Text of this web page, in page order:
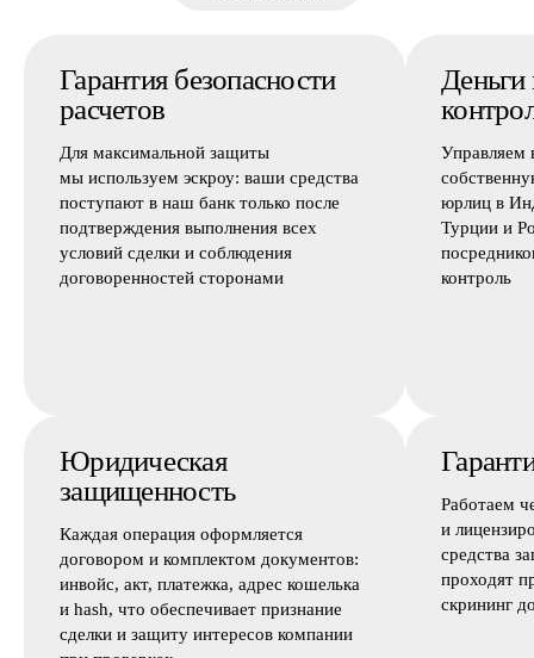
Гарантия безопасности
расчетов
Для максимальной защиты
мы используем эскроу: ваши средства
поступают в наш банк только после
подтверждения выполнения всех
условий сделки и соблюдения
договоренностей сторонами
Управляем
юрлиц в
Турции и
контроль
Юридическая
защищенность
Каждая операция оформляется
договором и комплектом документов:
инвойс, акт, платежка, адрес кошелька
и hash, что обеспечивает признание
сделки и защиту интересов компании
Работаем
и
средства
проходят
скрининг